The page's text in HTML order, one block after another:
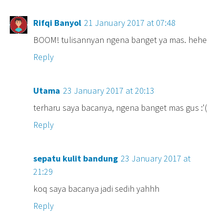
Rifqi Banyol 21 January 2017 at 07:48
BOOM! tulisannyan ngena banget ya mas. hehe
Reply
Utama 23 January 2017 at 20:13
terharu saya bacanya, ngena banget mas gus :'(
Reply
sepatu kulit bandung 23 January 2017 at
21:29
koq saya bacanya jadi sedih yahhh
Reply